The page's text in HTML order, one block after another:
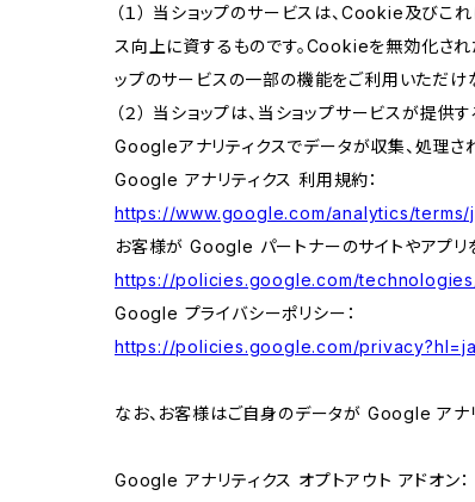
（１） 当ショップのサービスは、Cookie及び
ス向上に資するものです。Cookieを無効化さ
ップのサービスの一部の機能をご利用いただけ
（２） 当ショップは、当ショップサービスが
Googleアナリティクスでデータが収集、処理さ
Google アナリティクス 利用規約：
https://www.google.com/analytics/terms/
お客様が Google パートナーのサイトやアプ
https://policies.google.com/
Google プライバシーポリシー：
https://policies.google.com/privacy?hl=ja
なお、お客様はご自身のデータが Google アナ
Google アナリティクス オプトアウト アドオン：